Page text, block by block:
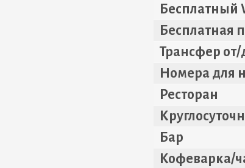
Бесплатный
Бесплатная
Трансфер
Номера для
Ресторан
Бар
Кофеварка/